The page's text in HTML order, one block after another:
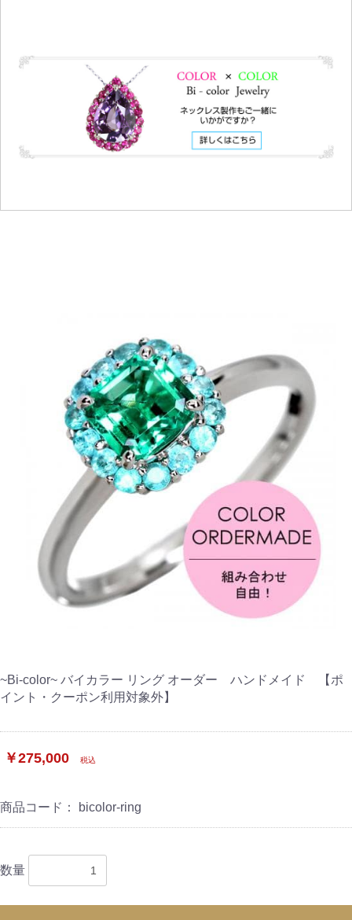
~Bi-color~ バイカラー リング オーダー ハンドメイド 【ポ
イント・クーポン利用対象外】
￥275,000 税込
商品コード： bicolor-ring
数量